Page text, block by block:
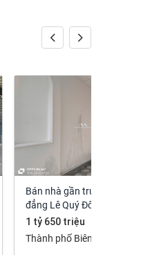
Bán nhà gần trường cao
đẳng Lê Quý Đôn phường
Long Hưng Đồng Nai
1 tỷ 650 triệu
Thành phố Biên Hòa